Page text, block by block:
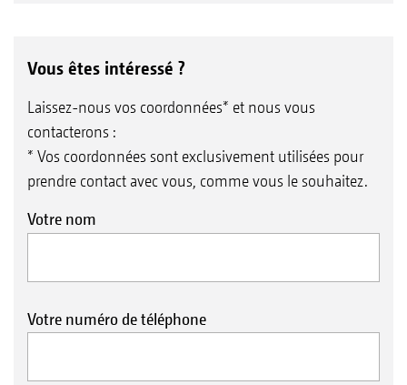
Vous êtes intéressé ?
Laissez-nous vos coordonnées* et nous vous
contacterons :
* Vos coordonnées sont exclusivement utilisées pour
prendre contact avec vous, comme vous le souhaitez.
Votre nom
Votre numéro de téléphone